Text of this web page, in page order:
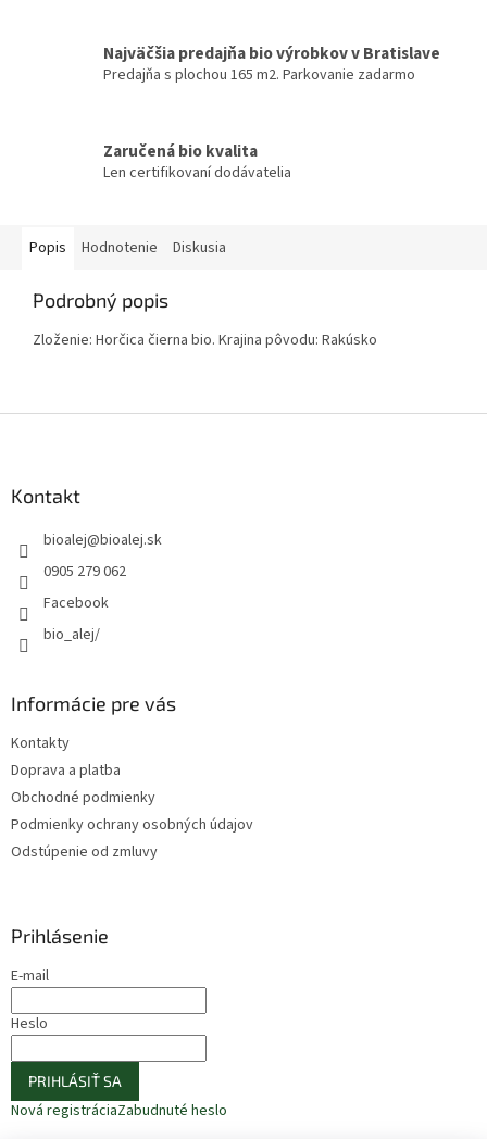
Najväčšia predajňa bio výrobkov v Bratislave
Predajňa s plochou 165 m2. Parkovanie zadarmo
Zaručená bio kvalita
Len certifikovaní dodávatelia
Popis Hodnotenie Diskusia
Podrobný popis
Zloženie: Horčica čierna bio. Krajina pôvodu: Rakúsko
Kontakt
bioalej@bioalej.sk
0905 279 062
Facebook
bio_alej/
Informácie pre vás
Kontakty
Doprava a platba
Obchodné podmienky
Podmienky ochrany osobných údajov
Odstúpenie od zmluvy
Prihlásenie
E-mail
Heslo
PRIHLÁSIŤ SA
Nová registráciaZabudnuté heslo